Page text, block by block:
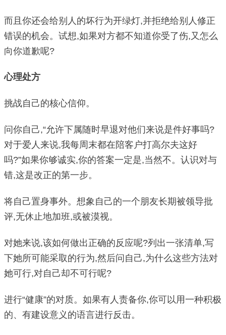
而且你还会给别人的坏行为开绿灯,并拒绝给别人修正
错误的机会。试想,如果对方都不知道你受了伤,又怎么
向你道歉呢?
心理处方
挑战自己的核心信仰。
问你自己,“允许下属随时早退对他们来说是件好事吗?
对于爱人来说,我每周末都在陪客户打高尔夫这好
吗?”如果你够诚实,你的答案一定是,当然不。认识对与
错,这是改正的第一步。
将自己置身事外。想象自己的一个朋友长期被领导批
评,无休止地加班,或被漠视。
对她来说,该如何做出正确的反应呢?列出一张清单,写
下她所可能采取的行为,然后问自己,为什么这些方法对
她可行,对自己却不可行呢?
进行“健康”的对质。如果有人责备你,你可以用一种积极
的、有建设意义的语言进行反击。